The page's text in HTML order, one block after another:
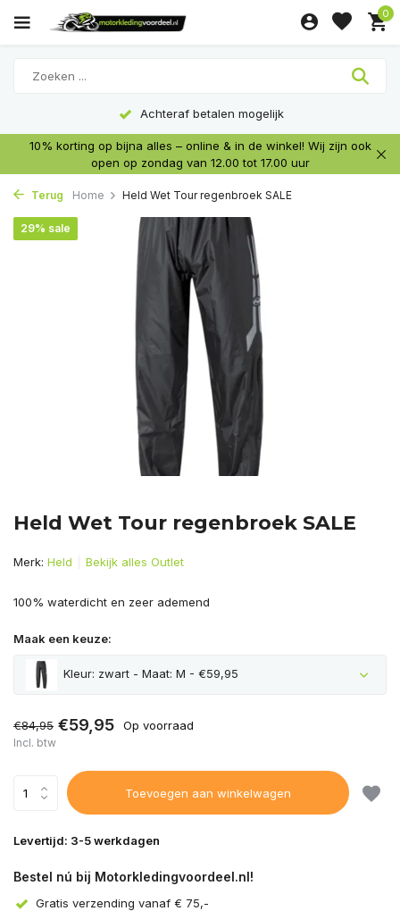
0
Achteraf betalen mogelijk
10% korting op bijna alles – online & in de winkel! Wij zijn ook
open op zondag van 12.00 tot 17.00 uur
Terug Home Held Wet Tour regenbroek SALE
Held Wet Tour regenbroek SALE
29% sale
Merk: Held Bekijk alles Outlet
100% waterdicht en zeer ademend
Maak een keuze:
Kleur: zwart - Maat: M - €59,95
€84,95 €59,95 Op voorraad
Incl. btw
Toevoegen aan winkelwagen
Levertijd: 3-5 werkdagen
Bestel nú bij Motorkledingvoordeel.nl!
Gratis verzending vanaf € 75,-